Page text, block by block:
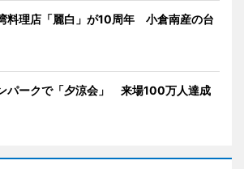
料理店「麗白」が10周年 小倉南産の台
パークで「夕涼会」 来場100万人達成